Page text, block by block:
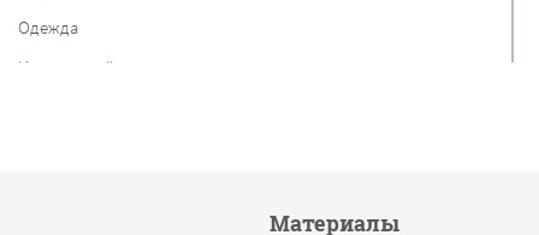
Одежда
Игра-перевёртыш
Материалы